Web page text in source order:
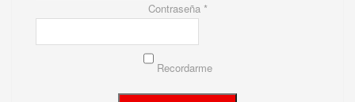
Contraseña *
Recordarme